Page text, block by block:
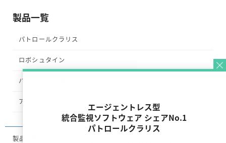
製品一覧
パトロールクラリス
ロボシュタイン
パトロールロボコン
アラートコール
製品一覧
エージェントレス型
統合監視ソフトウェア シェアNo.1
パトロールクラリス